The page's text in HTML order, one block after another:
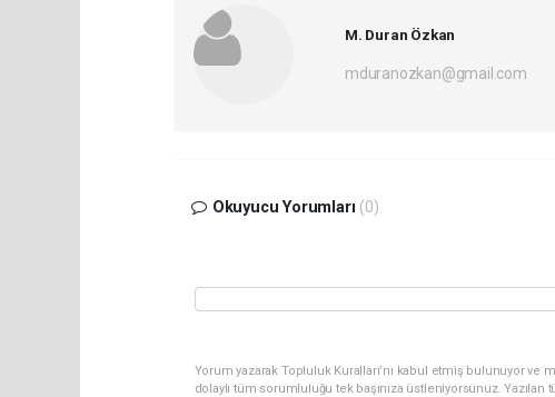
M. Duran Özkan
mduranozkan@gmail.com
Okuyucu Yorumları (0)
Yorum yazarak Topluluk Kuralları’nı kabul etmiş bulunuyor ve
dolaylı tüm sorumluluğu tek başınıza üstleniyorsunuz.